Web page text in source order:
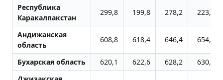
Республика
Каракалпакстан
299,8 199,8 278,2 223,8
Андижанская
область
608,8 618,4 646,4 654,5
Бухарская область 620,1 622,6 628,2
630,8